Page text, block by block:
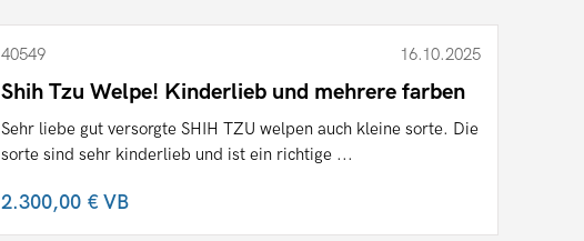
40549 16.10.2025
Shih Tzu Welpe! Kinderlieb und mehrere farben
Sehr liebe gut versorgte SHIH TZU welpen auch kleine sorte. Die
sorte sind sehr kinderlieb und ist ein richtige ...
2.300,00 €VB